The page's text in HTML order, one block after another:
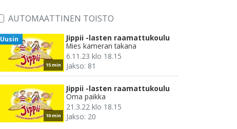
AUTOMAATTINEN TOISTO
15 min
Uusin
Jippii -lasten raamattukoulu
Mies kameran takana
6.11.23 klo 18.15
Jakso: 81
10 min
Jippii -lasten raamattukoulu
Oma paikka
21.3.22 klo 18.15
Jakso: 20